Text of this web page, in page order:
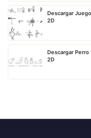
Descargar
2D
Descargar Perro
2D